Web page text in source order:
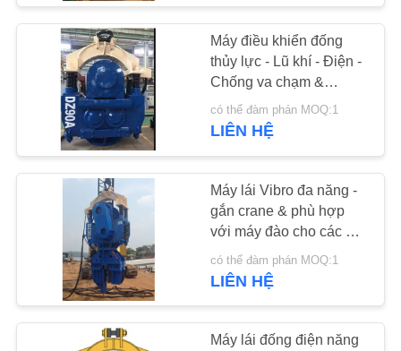
TRƯỜNG
BÁO
TRANG
WEB
Máy điều khiển 360
độ
15
Trình điều khiển cọc
máy xúc mini
Máy điều khiển đống
thủy lực - Lũ khí - Điện -
Chống va chạm &
2000mm Diameter đống
tối đa
có thể đàm phán MOQ:1
LIÊN HỆ
Máy lái Vibro đa năng -
gắn crane & phù hợp
với máy đào cho các dự
án xây dựng
có thể đàm phán MOQ:1
LIÊN HỆ
Máy lái đống điện năng